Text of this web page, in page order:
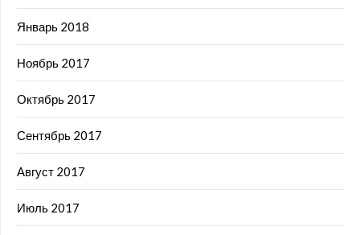
Январь 2018
Ноябрь 2017
Октябрь 2017
Сентябрь 2017
Август 2017
Июль 2017